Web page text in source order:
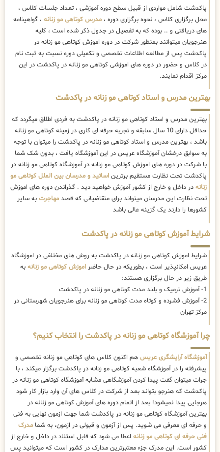
پاکدشت شامل مواردی از قبیل سطح دوره آموزشی ، تعداد جلسات کلاس ،
محل برگزاری کلاس ، نحوه برگزاری دوره ، مدرس کوتاهی مو زنانه ، گواهینامه
های دریافتی و .. بوده که به تفصیل در جدول ذکر شده است ، کلیه
هنرجویان میتوانند بمنظور شرکت در دوره اموزش کوتاهی مو زنانه در
پاکدشت پس از مطالعه اطلاعات تخصصی و تکمیلی دوره نسبت به ثبت نام
در کلاس و حضور در دوره های اموزشی کوتاهی مو زنانه در پاکدشت در این
مرکز اقدام نمایند.
بهترین مدرس و استاد کوتاهی مو زنانه در پاکدشت
بهترین مدرس و استاد کوتاهی مو زنانه در پاکدشت به فردی اطلاق میگردد که
حداقل دارای 10 سال سابقه و تجربه حرفه ای کاری در زمینه کوتاهی مو زنانه
باشد ، بهترین مدرس و استاد کوتاهی مو زنانه در پاکدشت را میتوان با توجه
به سوابق درخشان آموزشگاه عریس در این آموزشگاه یافت ، بدون شک شما
با شرکت در دوره های اموزش کوتاهی مو زنانه در آموزشگاه کوتاهی مو زنانه در
پاکدشت تحت نظارت مستقیم برترین اساتید و مدرسان بین الملل کوتاهی مو
زنانه در داخل و خارج از کشور آموزش خواهید دید . گذراندن دوره های اموزش
تحت نظارت این مدرسان میتواند برای متقاضیانی که قصد مهاجرت به سایر
کشورها را دارند یک گزینه عالی باشد
شرایط آموزش کوتاهی مو زنانه در پاکدشت
شرایط اموزش کوتاهی مو زنانه در پاکدشت به روش های مختلفی در اموزشگاه
عریس امکانپذیر است ، بطوریکه در حال حاضر اموزش کوتاهی مو زنانه به
طریق زیر در حال برگزاری هستند:
1- آموزش ترمیک و بلند مدت کوتاهی مو زنانه در پاکدشت
2- آموزش فشرده و کوتاه مدت کوتاهی مو زنانه برای هنرجویان شهرستانی در
مرکز تهران
چرا آموزشگاه کوتاهی مو زنانه در پاکدشت را انتخاب کنیم؟
آموزشگاه آرایشگری عریس هم اکنون کلاس های کوتاهی مو زنانه تخصصی و
پیشرفته را در آموزشگاه شعبه کوتاهی مو زنانه در پاکدشت برگزار میکند ، با
جرات میتوان گفت پیدا کردن آموزشگاهی مشابه آموزشگاه کوتاهی مو زنانه در
پاکدشت که هنرجو بتواند بعد از شرکت در کلاس های آن وارد بازار کار شود
هرجایی پیدا نمیشود! بعد از اتمام دوره های آموزش کوتاهی مو زنانه در
بهترین آموزشگاه کوتاهی مو زنانه در پاکدشت شما جهت ازمون نهایی به فنی
و حرفه ای معرفی می شوید. پس از آزمون و قبولی در ازمون، به شما مدرک
فنی حرفه ای کوتاهی مو زنانه اعطا می شود که قابل استناد در داخل و خارج از
کشور است. این مدرک جزء معتبرترین مدارک در کشور است که میتوانید پس